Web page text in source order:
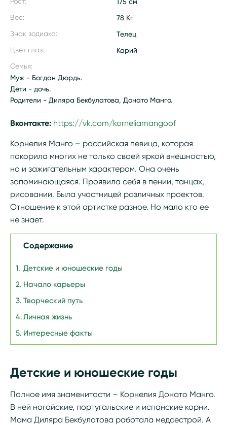
Вес: 78 Кг
Знак зодиака: Телец
Цвет глаз: Карий
Семья:
Муж - Богдан Дюрдь.
Дети - дочь.
Родители - Диляра Бекбулатова, Донато Манго.
Вконтакте: https://vk.com/korneliamangoof
Корнелия Манго – российская певица, которая
покорила многих не только своей яркой внешностью,
но и зажигательным характером. Она очень
запоминающаяся. Проявила себя в пении, танцах,
рисовании. Была участницей различных проектов.
Отношение к этой артистке разное. Но мало кто ее
не знает.
Содержание
Детские и юношеские годы
Начало карьеры
Творческий путь
Личная жизнь
Интересные факты
Детские и юношеские годы
Полное имя знаменитости – Корнелия Донато Манго.
В ней ногайские, португальские и испанские корни.
Мама Диляра Бекбулатова работала медсестрой. А